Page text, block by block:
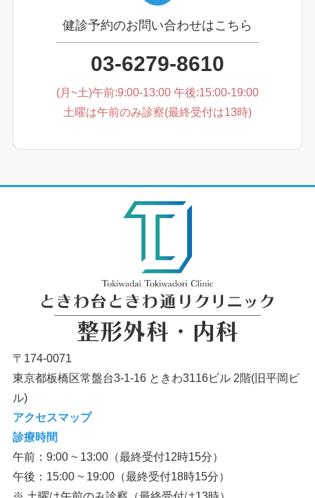
健診予約のお問い合わせはこちら
03-6279-8610
(月~土)午前:9:00-13:00 午後:15:00-19:00
土曜は午前のみ診察(最終受付は13時)
〒174-0071
東京都板橋区常盤台3-1-16 ときわ3116ビル 2階(旧平岡ビ
ル)
アクセスマップ
診療時間
午前：9:00 ~ 13:00（最終受付12時15分）
午後：15:00 ~ 19:00（最終受付18時15分）